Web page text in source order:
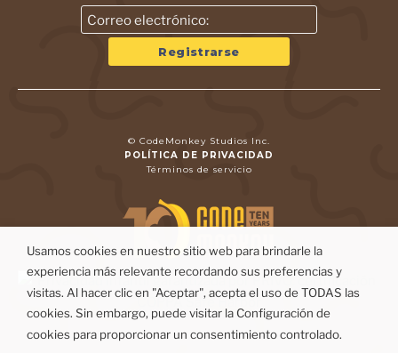
© CodeMonkey Studios Inc.
POLÍTICA DE PRIVACIDAD
Términos de servicio
Usamos cookies en nuestro sitio web para brindarle la
experiencia más relevante recordando sus preferencias y
visitas. Al hacer clic en "Aceptar", acepta el uso de TODAS las
cookies. Sin embargo, puede visitar la Configuración de
cookies para proporcionar un consentimiento controlado.